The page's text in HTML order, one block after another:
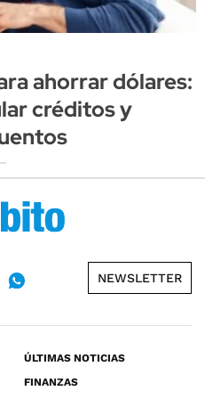
ahorrar dólares:
créditos y
NEWSLETTER
ÚLTIMAS NOTICIAS
FINANZAS